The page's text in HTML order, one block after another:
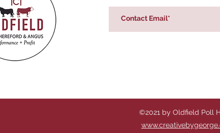
©2021 by Oldfield Poll